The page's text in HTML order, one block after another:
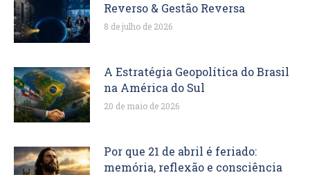
Reverso & Gestão Reversa
8 de julho de 2026
A Estratégia Geopolítica do Brasil
na América do Sul
20 de maio de 2026
Por que 21 de abril é feriado:
memória, reflexão e consciência